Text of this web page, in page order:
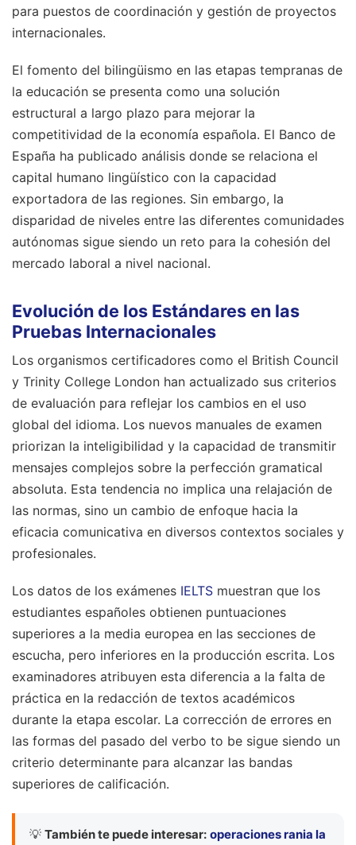
para puestos de coordinación y gestión de proyectos
internacionales.
El fomento del bilingüismo en las etapas tempranas de
la educación se presenta como una solución
estructural a largo plazo para mejorar la
competitividad de la economía española. El Banco de
España ha publicado análisis donde se relaciona el
capital humano lingüístico con la capacidad
exportadora de las regiones. Sin embargo, la
disparidad de niveles entre las diferentes comunidades
autónomas sigue siendo un reto para la cohesión del
mercado laboral a nivel nacional.
Evolución de los Estándares en las
Pruebas Internacionales
Los organismos certificadores como el British Council
y Trinity College London han actualizado sus criterios
de evaluación para reflejar los cambios en el uso
global del idioma. Los nuevos manuales de examen
priorizan la inteligibilidad y la capacidad de transmitir
mensajes complejos sobre la perfección gramatical
absoluta. Esta tendencia no implica una relajación de
las normas, sino un cambio de enfoque hacia la
eficacia comunicativa en diversos contextos sociales y
profesionales.
Los datos de los exámenes IELTS muestran que los
estudiantes españoles obtienen puntuaciones
superiores a la media europea en las secciones de
escucha, pero inferiores en la producción escrita. Los
examinadores atribuyen esta diferencia a la falta de
práctica en la redacción de textos académicos
durante la etapa escolar. La corrección de errores en
las formas del pasado del verbo to be sigue siendo un
criterio determinante para alcanzar las bandas
superiores de calificación.
💡 También te puede interesar: operaciones rania la